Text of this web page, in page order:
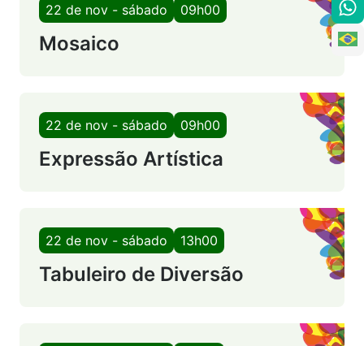
22 de nov - sábado 09h00
Mosaico
22 de nov - sábado 09h00
Expressão Artística
22 de nov - sábado 13h00
Tabuleiro de Diversão